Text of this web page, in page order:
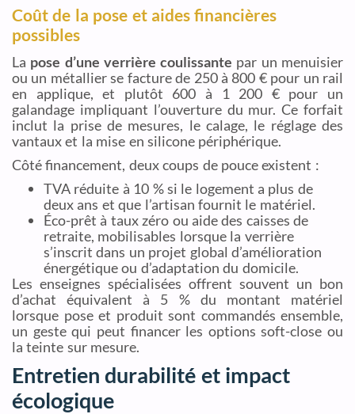
Coût de la pose et aides financières
possibles
La pose d’une verrière coulissante par un menuisier
ou un métallier se facture de 250 à 800 € pour un rail
en applique, et plutôt 600 à 1 200 € pour un
galandage impliquant l’ouverture du mur. Ce forfait
inclut la prise de mesures, le calage, le réglage des
vantaux et la mise en silicone périphérique.
Côté financement, deux coups de pouce existent :
TVA réduite à 10 % si le logement a plus de
deux ans et que l’artisan fournit le matériel.
Éco-prêt à taux zéro ou aide des caisses de
retraite, mobilisables lorsque la verrière
s’inscrit dans un projet global d’amélioration
énergétique ou d’adaptation du domicile.
Les enseignes spécialisées offrent souvent un bon
d’achat équivalent à 5 % du montant matériel
lorsque pose et produit sont commandés ensemble,
un geste qui peut financer les options soft-close ou
la teinte sur mesure.
Entretien durabilité et impact
écologique